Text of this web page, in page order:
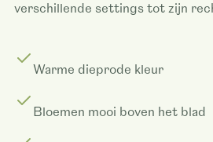
verschillende settings tot zijn
Warme dieprode kleur
Bloemen mooi boven het blad